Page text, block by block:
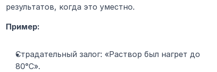
результатов, когда это уместно.
Пример:
Страдательный залог: «Раствор был нагрет до
80°C».